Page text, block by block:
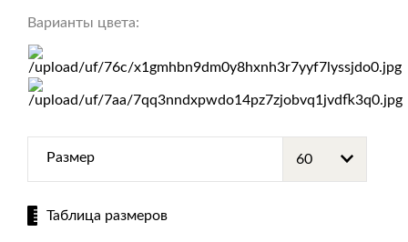
Варианты цвета:
Размер
Таблица размеров